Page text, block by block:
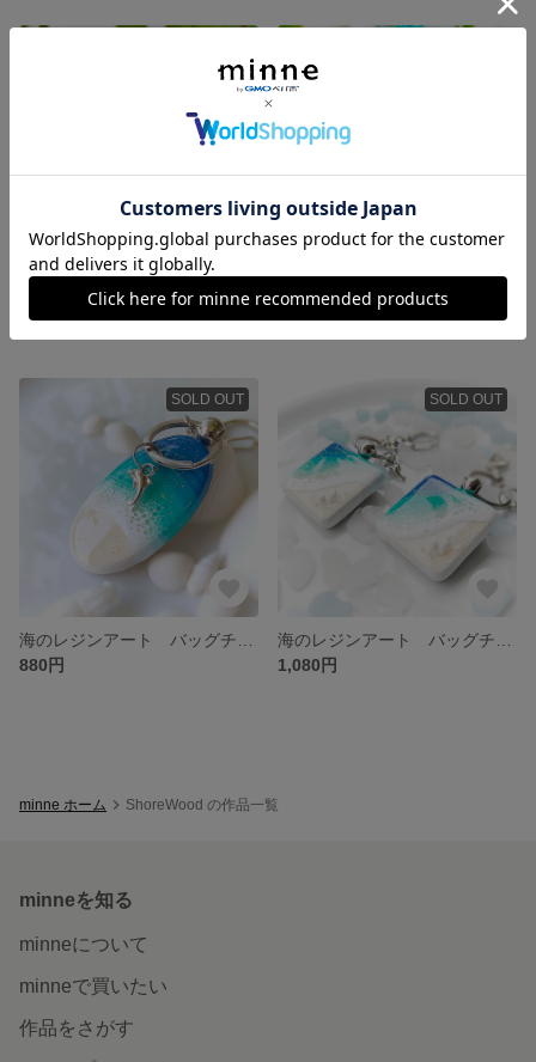
SOLD OUT
880円
SOLD OUT
1,080円
minne ホーム ShoreWood の作品一覧
minneを知る
minneについて
minneで買いたい
作品をさがす